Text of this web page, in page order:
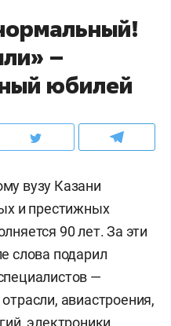
–
юбилей
вузу Казани
и престижных
90 лет. За эти
слова подарил
—
авиастроения,
электроники,